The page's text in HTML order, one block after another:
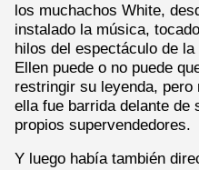
los muchachos White,
instalado la música,
hilos del espectáculo de
Ellen puede o no puede
restringir su leyenda,
ella fue barrida delante de
propios supervendedores.
Y luego había también